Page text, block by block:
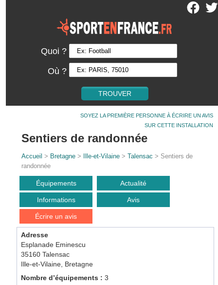
Quoi ?
Où ?
SOYEZ LA PREMIÈRE PERSONNE À ÉCRIRE UN AVIS
SUR CETTE INSTALLATION
Sentiers de randonnée
Accueil > Bretagne > Ille-et-Vilaine >Talensac > Sentiers de
randonnée
Équipements Actualité
Informations Avis
Écrire un avis
Adresse
Esplanade Eminescu
35160 Talensac
Ille-et-Vilaine, Bretagne
Nombre d’équipements :3